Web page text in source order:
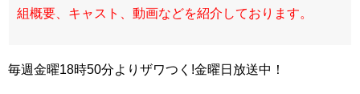
組概要、キャスト、動画などを紹介しております。
毎週金曜18時50分よりザワつく!金曜日放送中！